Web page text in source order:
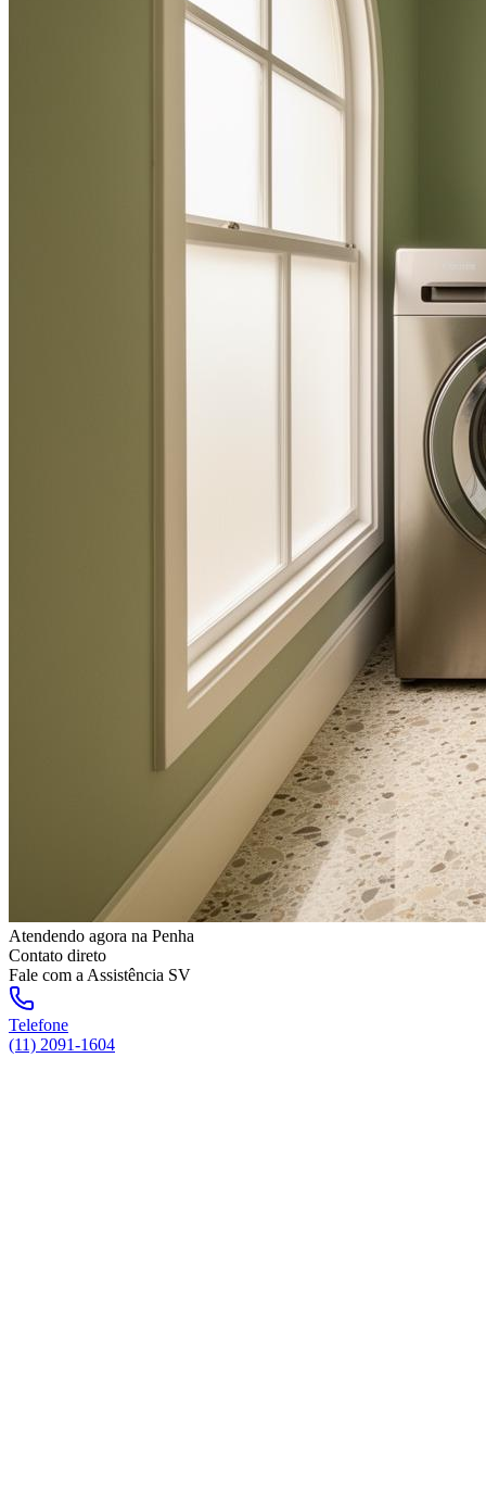
Atendendo agora na Penha
Contato direto
Fale com a Assistência SV
Telefone
(11) 2091-1604